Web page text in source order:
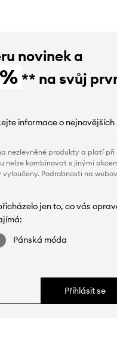
novinek a
** na svůj
informace o nejnovějších
nezlevněné produkty a platí při
nelze kombinovat s jinými
Podrobnosti na
jen to, co vás
Pánská móda
Přihlásit se